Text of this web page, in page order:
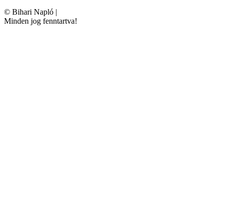
© Bihari Napló |
Minden jog fenntartva!